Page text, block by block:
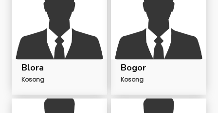
Blora
Kosong
Bogor
Kosong